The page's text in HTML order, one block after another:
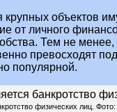
крупных объектов
от личного
Тем не
превосходят
популярной.
физических лиц.